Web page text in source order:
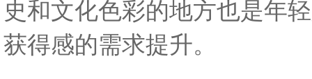
史和文化色彩的地方也是年
获得感的需求提升。